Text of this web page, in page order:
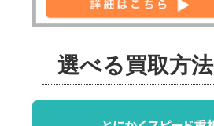
選べる買取方法